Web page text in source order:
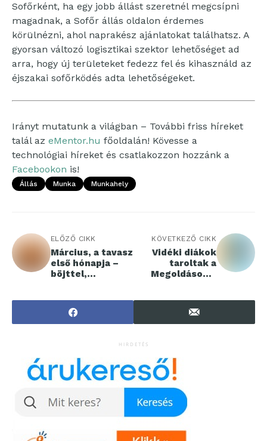
Sofőrként, ha egy jobb állást szeretnél megcsípni
magadnak, a Sofőr állás oldalon érdemes
körülnézni, ahol naprakész ajánlatokat találhatsz. A
gyorsan változó logisztikai szektor lehetőséget ad
arra, hogy új területeket fedezz fel és kihasználd az
éjszakai sofőrködés adta lehetőségeket.
Irányt mutatunk a világban – További friss híreket
talál az eMentor.hu főoldalán! Kövesse a
technológiai híreket és csatlakozzon hozzánk a
Facebookon is!
Állás Munka Munkahely
ELŐZŐ CIKK
Március, a tavasz
első hónapja –
böjttel,
életvezetési
tanácsadással
KÖVETKEZŐ CIKK
Vidéki diákok
taroltak a
Megoldások a
fordulójában
HIRDETÉS